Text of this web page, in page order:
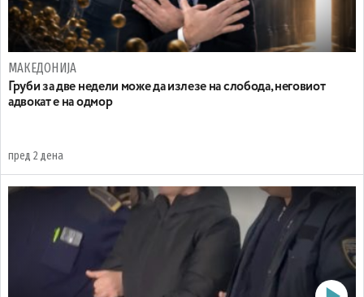
МАКЕДОНИЈА
Груби за две недели може да излезе на слобода, неговиот
адвокат е на одмор
пред 2 дена